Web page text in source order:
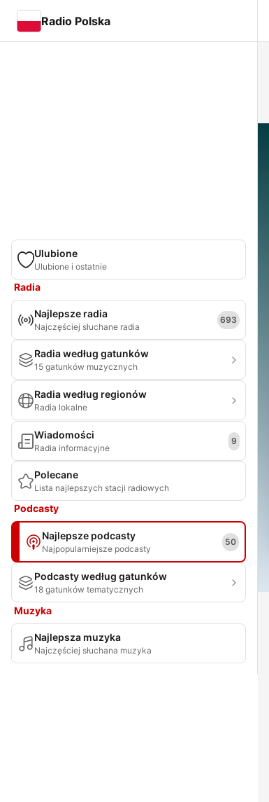
Radio Polska
Ulubione
Ulubione i ostatnie
Radia
Najlepsze radia
Najczęściej słuchane radia
693
Radia według gatunków
15 gatunków muzycznych
Radia według regionów
Radia lokalne
Wiadomości
Radia informacyjne
9
Polecane
Lista najlepszych stacji radiowych
Podcasty
Najlepsze podcasty
Najpopularniejsze podcasty
50
Podcasty według gatunków
18 gatunków tematycznych
Muzyka
Najlepsza muzyka
Najczęściej słuchana muzyka